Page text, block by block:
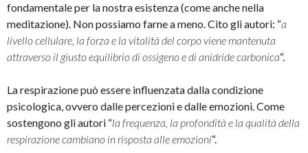
fondamentale per la nostra esistenza (come anche nella
meditazione). Non possiamo farne a meno. Cito gli autori: “a
livello cellulare, la forza e la vitalità del corpo viene mantenuta
attraverso il giusto equilibrio di ossigeno e di anidride carbonica“.
La respirazione può essere influenzata dalla condizione
psicologica, ovvero dalle percezioni e dalle emozioni. Come
sostengono gli autori “la frequenza, la profondità e la qualità della
respirazione cambiano in risposta alle emozioni“.